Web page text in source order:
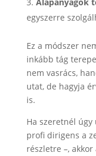
egyszerre
Ez a módszer
inkább tág
nem vasrács,
utat, de hagyja
is.
Ha szeretnél
profi dirigens a
részletre –,